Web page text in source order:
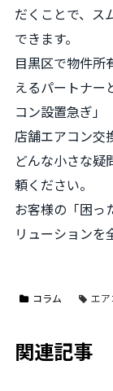
だくことで、ス
できます。
目黒区で物件所
えるパートナー
コン設置急ぎ」
店舗エアコン交
どんな小さな疑
頼ください。
お客様の「困っ
リューションを
コラム エア
関連記事